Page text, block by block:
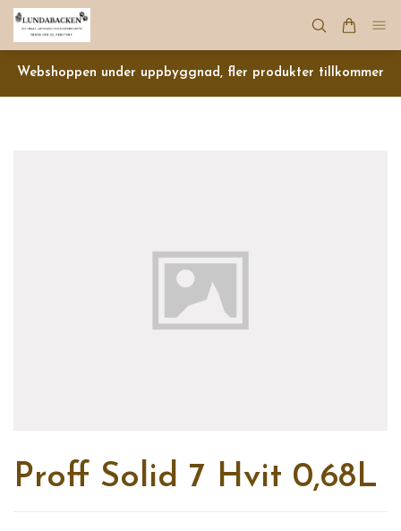
Webshoppen under uppbyggnad, fler produkter tillkommer
Proff Solid 7 Hvit 0,68L